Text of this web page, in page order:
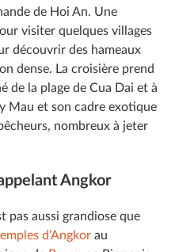
de Hoi An. Une
visiter quelques villages
découvrir des hameaux
dense. La croisière prend
de la plage de Cua Dai et à
Mau et son cadre exotique
nombreux à jeter
Angkor
pas aussi grandiose que
d’Angkorau